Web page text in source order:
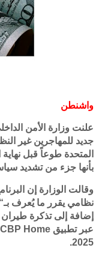
واشنطن
جديد للمهاجرين غير
المتحدة طوعاً قبل
بأنها جزء من تشديد
إضافة إلى تذكرة
2025.